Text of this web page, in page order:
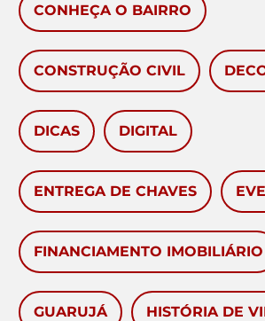
CONHEÇA O BAIRRO
CONSTRUÇÃO CIVIL
DICAS DIGITAL
ENTREGA DE CHAVES
FINANCIAMENTO IMOBILIÁRIO
GUARUJÁ HISTÓRIA DE